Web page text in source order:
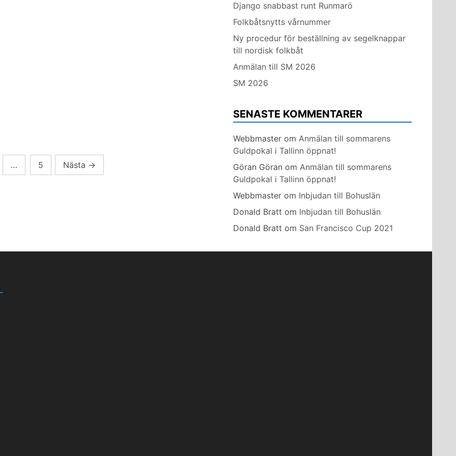
… 5 Nästa →
Django snabbast runt Runmarö
Folkbåtsnytts vårnummer
Ny procedur för beställning av segelknappar
till nordisk folkbåt
Anmälan till SM 2026
SM 2026
SENASTE KOMMENTARER
Webbmaster om Anmälan till sommarens
Guldpokal i Tallinn öppnat!
Göran Göran om Anmälan till sommarens
Guldpokal i Tallinn öppnat!
Webbmaster om Inbjudan till Bohuslän
Donald Bratt om Inbjudan till Bohuslän
Donald Bratt om San Francisco Cup 2021